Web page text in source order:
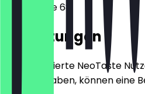
Winsstraße 68
Bewertungen
Nur registrierte NeoTaste
besucht haben, können eine